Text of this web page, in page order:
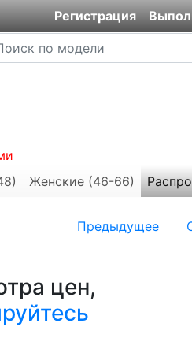
Регистрация
Женские (46-66)
Предыдущее
цен,